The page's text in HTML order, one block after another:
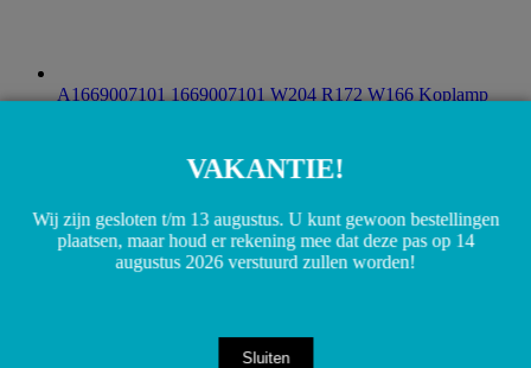
A1669007101 1669007101 W204 R172 W166 Koplamp
VAKANTIE!
Wij zijn gesloten t/m 13 augustus. U kunt gewoon bestellingen
plaatsen, maar houd er rekening mee dat deze pas op 14
augustus 2026 verstuurd zullen worden!
Sluiten